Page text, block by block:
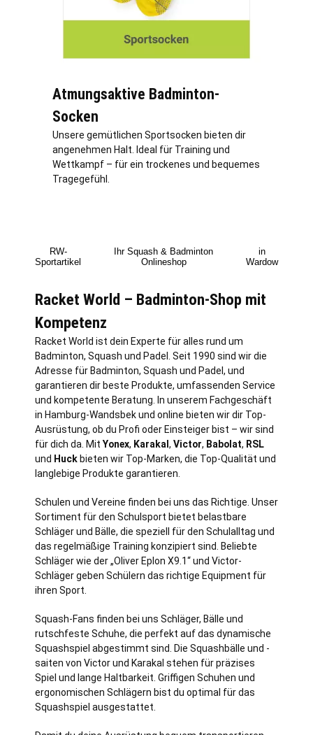
Atmungsaktive Badminton-
Socken
Unsere gemütlichen Sportsocken bieten dir
angenehmen Halt. Ideal für Training und
Wettkampf – für ein trockenes und bequemes
Tragegefühl.
RW-
Sportartikel
Ihr Squash & Badminton
Onlineshop
in
Wardow
Racket World – Badminton-Shop mit
Kompetenz
Racket World ist dein Experte für alles rund um
Badminton, Squash und Padel. Seit 1990 sind wir die
Adresse für Badminton, Squash und Padel, und
garantieren dir beste Produkte, umfassenden Service
und kompetente Beratung. In unserem Fachgeschäft
in Hamburg-Wandsbek und online bieten wir dir Top-
Ausrüstung, ob du Profi oder Einsteiger bist – wir sind
für dich da. Mit Yonex, Karakal , Victor, Babolat, RSL
und Huck bieten wir Top-Marken, die Top-Qualität und
langlebige Produkte garantieren.
Schulen und Vereine finden bei uns das Richtige. Unser
Sortiment für den Schulsport bietet belastbare
Schläger und Bälle, die speziell für den Schulalltag und
das regelmäßige Training konzipiert sind. Beliebte
Schläger wie der „Oliver Eplon X9.1“ und Victor-
Schläger geben Schülern das richtige Equipment für
ihren Sport.
Squash-Fans finden bei uns Schläger, Bälle und
rutschfeste Schuhe, die perfekt auf das dynamische
Squashspiel abgestimmt sind. Die Squashbälle und -
saiten von Victor und Karakal stehen für präzises
Spiel und lange Haltbarkeit. Griffigen Schuhen und
ergonomischen Schlägern bist du optimal für das
Squashspiel ausgestattet.